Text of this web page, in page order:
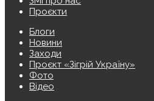
Проєкти
Блоги
Новини
Заходи
Проєкт «Зігрій Україну»
Фото
Відео